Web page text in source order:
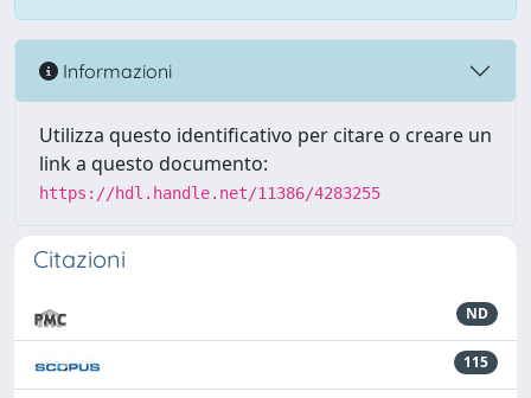
Informazioni
Utilizza questo identificativo per citare o creare un
link a questo documento:
https://hdl.handle.net/11386/4283255
Citazioni
ND
115